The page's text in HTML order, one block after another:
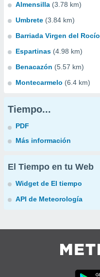
Almensilla (3.78 km)
Umbrete (3.84 km)
Barriada Virgen del Rocío
Espartinas (4.98 km)
Benacazón (5.57 km)
Montecarmelo (6.4 km)
Tiempo...
PDF
Más información
El Tiempo en tu Web
Widget de El tiempo
API de Meteorología